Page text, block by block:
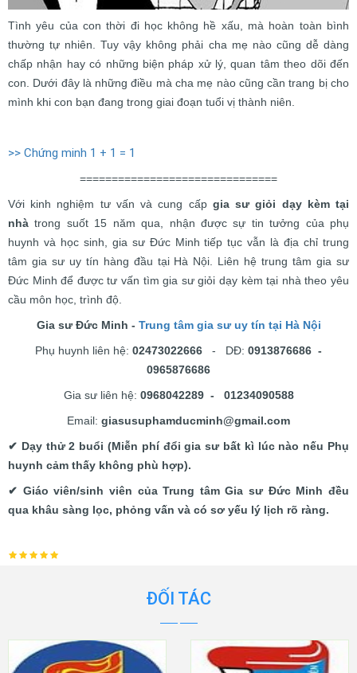
Tình yêu của con thời đi học không hề xấu, mà hoàn toàn bình
thường tự nhiên. Tuy vậy không phải cha mẹ nào cũng dễ dàng
chấp nhận hay có những biện pháp xử lý, quan tâm theo dõi đến
con. Dưới đây là những điều mà cha mẹ nào cũng cần trang bị cho
mình khi con bạn đang trong giai đoạn tuổi vị thành niên.
>> Chứng minh 1 + 1 = 1
===============================
Với kinh nghiệm tư vấn và cung cấp gia sư giỏi dạy kèm tại
nhàtrong suốt 15 năm qua, nhận được sự tin tưởng của phụ
huynh và học sinh, gia sư Đức Minh tiếp tục vẫn là địa chỉ trung
tâm gia sư uy tín hàng đầu tại Hà Nội. Liên hệ trung tâm gia sư
Đức Minh để được tư vấn tìm gia sư giỏi dạy kèm tại nhà theo yêu
cầu môn học, trình độ.
Gia sư Đức Minh - Trung tâm gia sư uy tín tại Hà Nội
Phụ huynh liên hệ: 02473022666 - DĐ: 0913876686 -
0965876686
Gia sư liên hệ: 0968042289 - 01234090588
Email: giasusuphamducminh@gmail.com
✔ Dạy thử 2 buổi (Miễn phí đổi gia sư bất kì lúc nào nếu Phụ
huynh cảm thấy không phù hợp).
✔ Giáo viên/sinh viên của Trung tâm Gia sư Đức Minh đều
qua khâu sàng lọc, phỏng vấn và có sơ yếu lý lịch rõ ràng.
ĐỐI TÁC